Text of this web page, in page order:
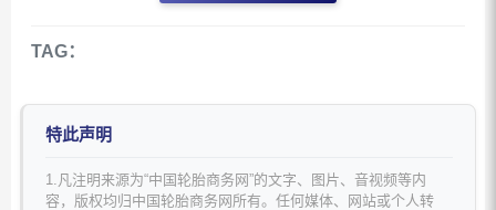
TAG：
特此声明
1.凡注明来源为“中国轮胎商务网”的文字、图片、音视频等内
容，版权均归中国轮胎商务网所有。任何媒体、网站或个人转